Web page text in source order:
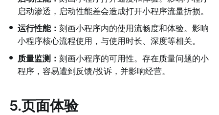
启动渗透，启动性能差会造成打开小程序流量折损。
• 运行性能： 刻画小程序内的使用流畅度和体验。影响
小程序核心流程使用，与使用时长、深度等相关。
• 质量监测： 刻画小程序的可用性。存在质量问题的小
程序，容易遭到反馈/投诉，并影响经营。
5.页面体验